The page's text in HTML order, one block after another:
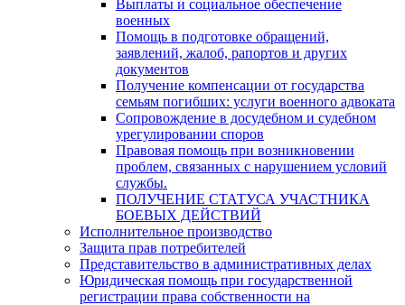
Выплаты и социальное обеспечение
военных
Помощь в подготовке обращений,
заявлений, жалоб, рапортов и других
документов
Получение компенсации от государства
семьям погибших: услуги военного адвоката
Сопровождение в досудебном и судебном
урегулировании споров
Правовая помощь при возникновении
проблем, связанных с нарушением условий
службы.
ПОЛУЧЕНИЕ СТАТУСА УЧАСТНИКА
БОЕВЫХ ДЕЙСТВИЙ
Исполнительное производство
Защита прав потребителей
Представительство в административных делах
Юридическая помощь при государственной
регистрации права собственности на